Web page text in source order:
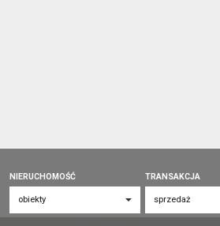
NIERUCHOMOŚĆ TRANSAKCJA